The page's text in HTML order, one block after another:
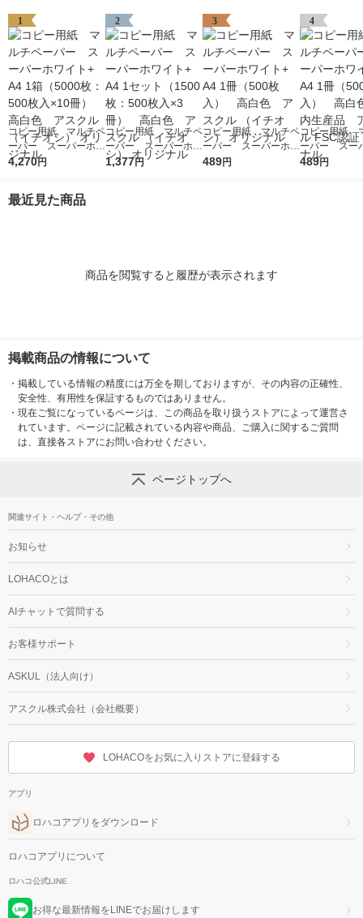
1
コピー用紙 マルチペ
ーパー スーパーホワ
イト+ A4 1箱（5000
（イチオシ） オリジ
4,270円
2
コピー用紙 マルチペ
ーパー スーパーホワ
イト+ A4 1セット
1,377円
3
コピー用紙 マルチペ
ーパー スーパーホワ
イト+ A4 1冊（500
489円
4
コピー用紙
ーパー スー
イトJ A4 1
489円
最近見た商品
商品を閲覧すると履歴が表示されます
掲載商品の情報について
・ 掲載している情報の精度には万全を期しておりますが、その内容の正確性、
安全性、有用性を保証するものではありません。
・ 現在ご覧になっているページは、この商品を取り扱うストアによって運営さ
れています。ページに記載されている内容や商品、ご購入に関するご質問
は、直接各ストアにお問い合わせください。
ページトップへ
関連サイト・ヘルプ・その他
お知らせ
LOHACOとは
AIチャットで質問する
お客様サポート
ASKUL（法人向け）
アスクル株式会社（会社概要）
LOHACOをお気に入りストアに登録する
アプリ
ロハコアプリをダウンロード
ロハコアプリについて
ロハコ公式LINE
お得な最新情報をLINEでお届けします